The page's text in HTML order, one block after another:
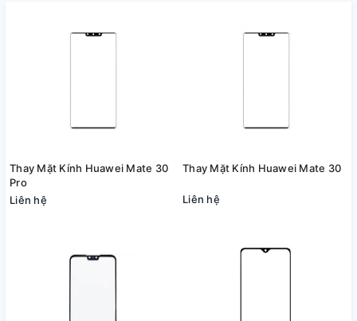
Thay Mặt Kính Huawei Mate 30
Pro
Liên hệ
Thay Mặt Kính Huawei Mate 30
Liên hệ